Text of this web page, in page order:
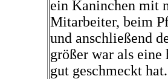
ein Kaninchen mit
Mitarbeiter, beim
und anschließend
größer war als eine
gut geschmeckt